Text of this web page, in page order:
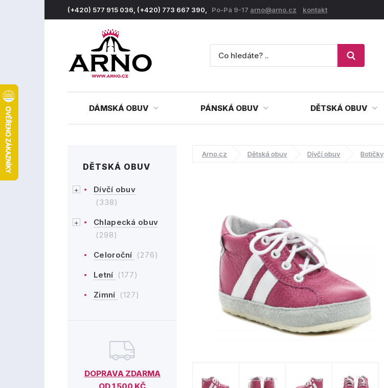
(+420) 577 915 036, (+420) 773 667 390, Po-Pá 9-17 arno@arno.cz kontakt
DÁMSKÁ OBUV PÁNSKÁ OBUV DĚTSKÁ OBUV
DĚTSKÁ OBUV
Dívčí obuv
(338)
Chlapecká obuv
(298)
Celoroční (276)
Letní (177)
Zimní (127)
DOPRAVA ZDARMA
Arno.cz Dětská obuv Dívčí obuv Botičky